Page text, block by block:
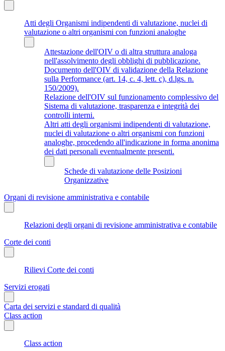
Atti degli Organismi indipendenti di valutazione, nuclei di
valutazione o altri organismi con funzioni analoghe
Attestazione dell'OIV o di altra struttura analoga
nell'assolvimento degli obblighi di pubblicazione.
Documento dell'OIV di validazione della Relazione
sulla Performance (art. 14, c. 4, lett. c), d.lgs. n.
150/2009).
Relazione dell'OIV sul funzionamento complessivo del
Sistema di valutazione, trasparenza e integrità dei
controlli interni.
Altri atti degli organismi indipendenti di valutazione,
nuclei di valutazione o altri organismi con funzioni
analoghe, procedendo all'indicazione in forma anonima
dei dati personali eventualmente presenti.
Schede di valutazione delle Posizioni
Organizzative
Organi di revisione amministrativa e contabile
Relazioni degli organi di revisione amministrativa e contabile
Corte dei conti
Rilievi Corte dei conti
Servizi erogati
Carta dei servizi e standard di qualità
Class action
Class action